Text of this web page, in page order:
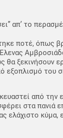
απ’ το
ποτέ, όπως
θα ξεκινήσουν
εξοπλισμό του
από την
στα πανιά
ελάχιστο κύμα,